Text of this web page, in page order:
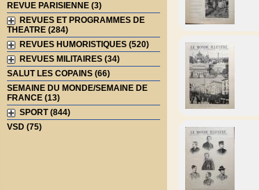
REVUE PARISIENNE (3)
REVUES ET PROGRAMMES DE
THEATRE (284)
REVUES HUMORISTIQUES (520)
REVUES MILITAIRES (34)
SALUT LES COPAINS (66)
SEMAINE DU MONDE/SEMAINE DE
FRANCE (13)
SPORT (844)
VSD (75)